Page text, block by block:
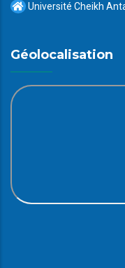
Université Cheikh
Géolocalisation